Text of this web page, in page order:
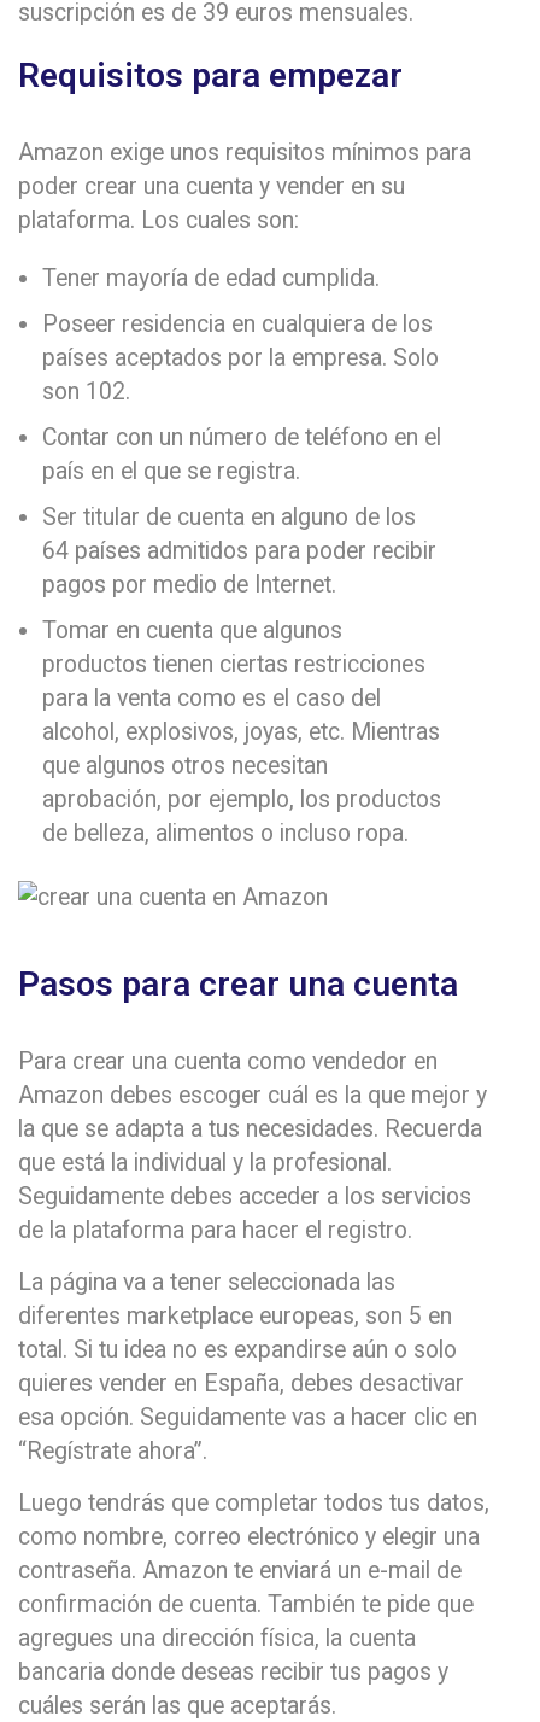
suscripción es de 39 euros mensuales.
Requisitos para empezar
Amazon exige unos requisitos mínimos para
poder crear una cuenta y vender en su
plataforma. Los cuales son:
Tener mayoría de edad cumplida.
Poseer residencia en cualquiera de los
países aceptados por la empresa. Solo
son 102.
Contar con un número de teléfono en el
país en el que se registra.
Ser titular de cuenta en alguno de los
64 países admitidos para poder recibir
pagos por medio de Internet.
Tomar en cuenta que algunos
productos tienen ciertas restricciones
para la venta como es el caso del
alcohol, explosivos, joyas, etc. Mientras
que algunos otros necesitan
aprobación, por ejemplo, los productos
de belleza, alimentos o incluso ropa.
Pasos para crear una cuenta
Para crear una cuenta como vendedor en
Amazon debes escoger cuál es la que mejor y
la que se adapta a tus necesidades. Recuerda
que está la individual y la profesional.
Seguidamente debes acceder a los servicios
de la plataforma para hacer el registro.
La página va a tener seleccionada las
diferentes marketplace europeas, son 5 en
total. Si tu idea no es expandirse aún o solo
quieres vender en España, debes desactivar
esa opción. Seguidamente vas a hacer clic en
“Regístrate ahora”.
Luego tendrás que completar todos tus datos,
como nombre, correo electrónico y elegir una
contraseña. Amazon te enviará un e-mail de
confirmación de cuenta. También te pide que
agregues una dirección física, la cuenta
bancaria donde deseas recibir tus pagos y
cuáles serán las que aceptarás.